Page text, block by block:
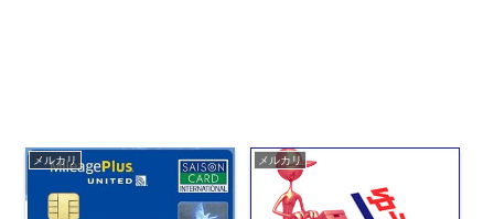
メルカリ メルカリ